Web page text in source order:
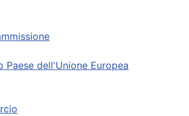
dell'Unione Europea